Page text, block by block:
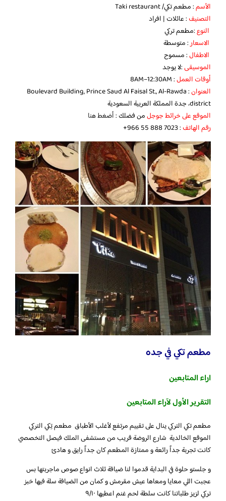
الأسم: مطعم تكي/ Taki restaurant
التصنيف: عائلات | افراد
النوع:مطعم تركي
الاسعار: متوسطة
الاطفال: مسموح
الموسيقى:لا يوجد
أوقات العمل: 8AM–12:30AM
العنوان : Boulevard Building, Prince Saud Al Faisal St., Al-Rawda
district، جدة المملكة العربية السعودية
الموقع على خرائط جوجلمن فضلك :أضغط هنا
رقم الهاتف: ‏‪‏‪+966 55 888 7023‬‏
مطعم تكي في جده
اراء المتابعين
التقرير الأول لآراء المتابعين
مطعم تكي التركي ينال على تقييم مرتفع لأغلب الأطباق مطعم تِكي التركي
الموقع الخالدية شارع الروضة قريب من مستشفى الملك فيصل التخصصي
كانت تجربة جداً رائعة و ممتازة المطعم كان جداً رايق و هادئ
و جلستو حلوة في البداية قدموا لنا ضيافة ثلاث انواع صوص ماجربتها بس
عجبت اللي معايا ومعاها عيش مقرمش و كمان من الضيافة سلة فيها خبز
تركي لزيز طلباتنا كانت سلطة لحم غنم اعطيها ٩/١٠